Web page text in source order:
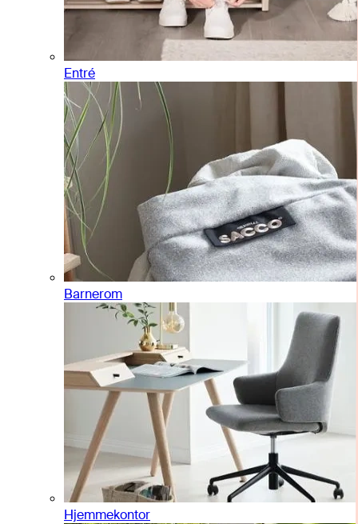
Entré
Barnerom
Hjemmekontor